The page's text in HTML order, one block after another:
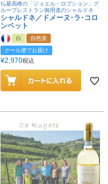
仏最高峰の「ジョエル・ロブション」グ
ループレストラン御用達のシャルドネ
シャルドネ／ドメーヌ･ラ･コロ
ンベット
白
自然派
クール便でお届け
¥2,970税込